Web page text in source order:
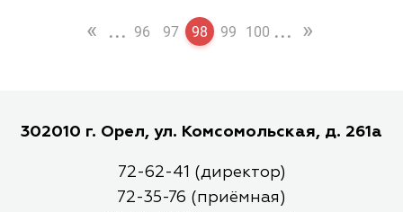
« ... 96 97 98 99 100 ... »
302010 г. Орел, ул. Комсомольская, д. 261а
72-62-41 (директор)
72-35-76 (приёмная)